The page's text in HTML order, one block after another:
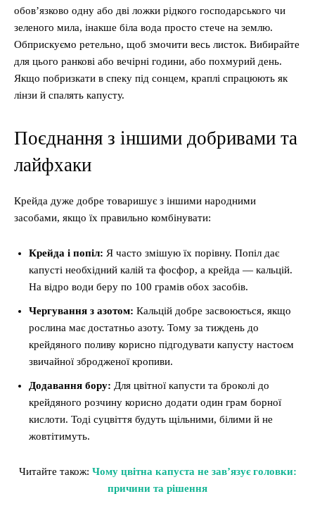
обов’язково одну або дві ложки рідкого господарського чи
зеленого мила, інакше біла вода просто стече на землю.
Обприскуємо ретельно, щоб змочити весь листок. Вибирайте
для цього ранкові або вечірні години, або похмурий день.
Якщо побризкати в спеку під сонцем, краплі спрацюють як
лінзи й спалять капусту.
Поєднання з іншими добривами та
лайфхаки
Крейда дуже добре товаришує з іншими народними
засобами, якщо їх правильно комбінувати:
Крейда і попіл: Я часто змішую їх порівну. Попіл дає
капусті необхідний калій та фосфор, а крейда — кальцій.
На відро води беру по 100 грамів обох засобів.
Чергування з азотом: Кальцій добре засвоюється, якщо
рослина має достатньо азоту. Тому за тиждень до
крейдяного поливу корисно підгодувати капусту настоєм
звичайної збродженої кропиви.
Додавання бору: Для цвітної капусти та броколі до
крейдяного розчину корисно додати один грам борної
кислоти. Тоді суцвіття будуть щільними, білими й не
жовтітимуть.
Читайте також: Чому цвітна капуста не зав’язує головки:
причини та рішення